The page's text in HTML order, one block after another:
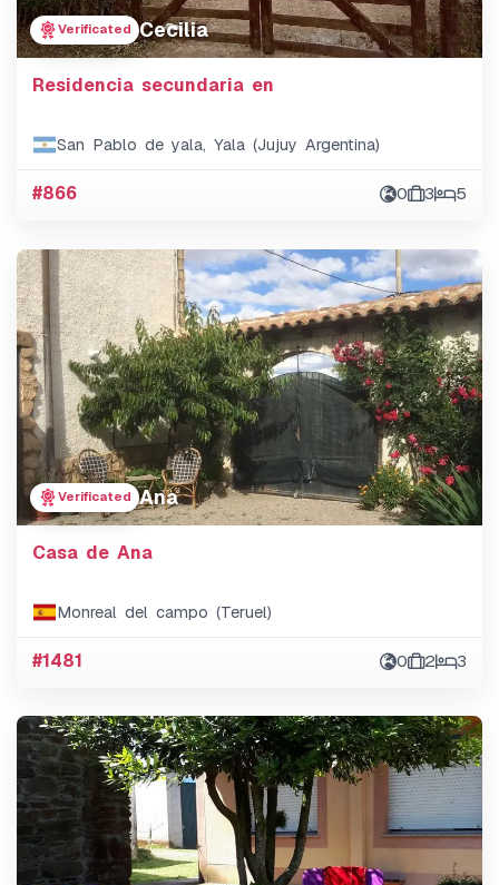
Verificated Cecilia
Residencia secundaria en
San Pablo de yala, Yala (Jujuy Argentina)
#866 0 3 5
Verificated Ana
Casa de Ana
Monreal del campo (Teruel)
#1481 0 2 3